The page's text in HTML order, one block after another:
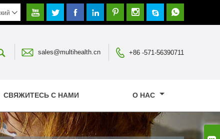
       

 sales@multihealth.cn  +86 -571-56390711
СВЯЖИТЕСЬ С НАМИ О НАС